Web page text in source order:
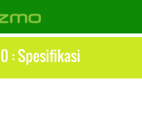
: Spesifikasi